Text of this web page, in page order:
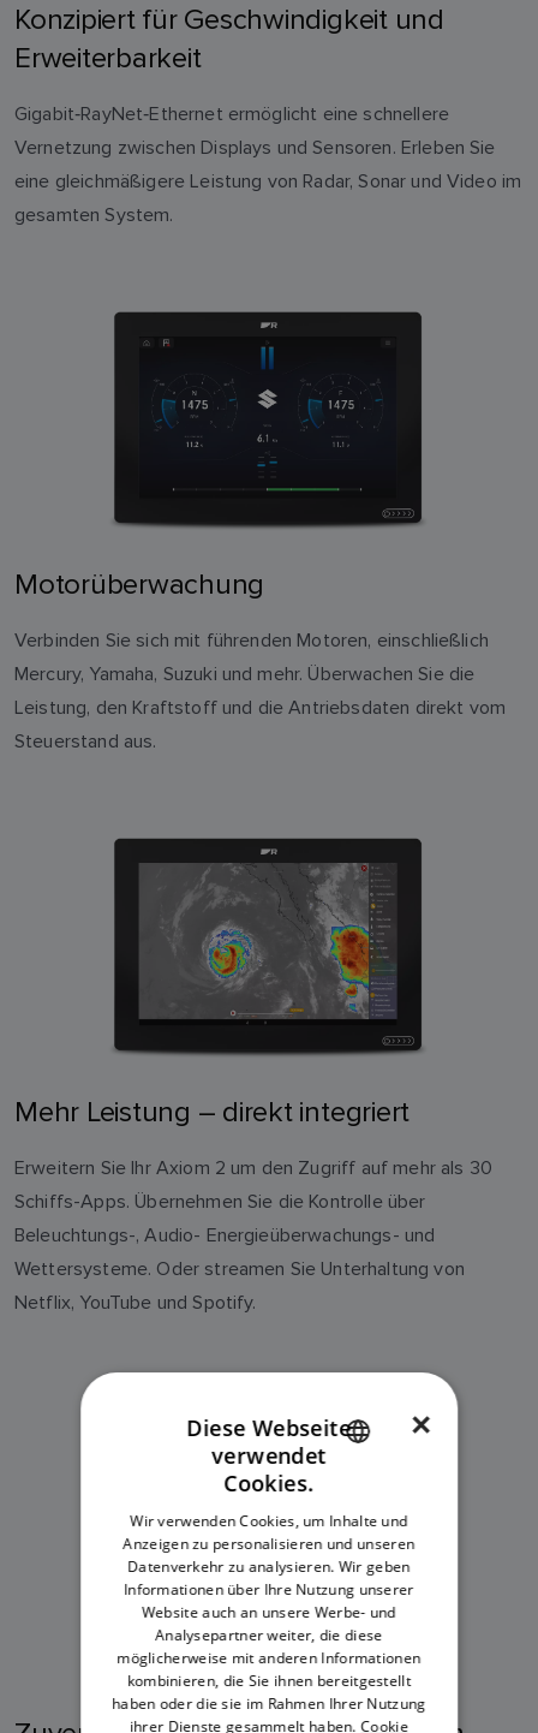
Konzipiert für Geschwindigkeit und
Erweiterbarkeit
Gigabit‑RayNet‑Ethernet ermöglicht eine schnellere
Vernetzung zwischen Displays und Sensoren. Erleben Sie
eine gleichmäßigere Leistung von Radar, Sonar und Video im
gesamten System.
Motorüberwachung
Verbinden Sie sich mit führenden Motoren, einschließlich
Mercury, Yamaha, Suzuki und mehr. Überwachen Sie die
Leistung, den Kraftstoff und die Antriebsdaten direkt vom
Steuerstand aus.
Mehr Leistung – direkt integriert
Erweitern Sie Ihr Axiom 2 um den Zugriff auf mehr als 30
Schiffs-Apps. Übernehmen Sie die Kontrolle über
Beleuchtungs-, Audio- Energieüberwachungs- und
Wettersysteme. Oder streamen Sie Unterhaltung von
Netflix, YouTube und Spotify.
DANISH
ITALIAN
SWEDISH
GERMAN
DUTCH
×
Diese Webseite
verwendet
Cookies.
Wir verwenden Cookies, um Inhalte und
Anzeigen zu personalisieren und unseren
Datenverkehr zu analysieren. Wir geben
Informationen über Ihre Nutzung unserer
Website auch an unsere Werbe- und
Analysepartner weiter, die diese
möglicherweise mit anderen Informationen
kombinieren, die Sie ihnen bereitgestellt
haben oder die sie im Rahmen Ihrer Nutzung
ihrer Dienste gesammelt haben. Cookie